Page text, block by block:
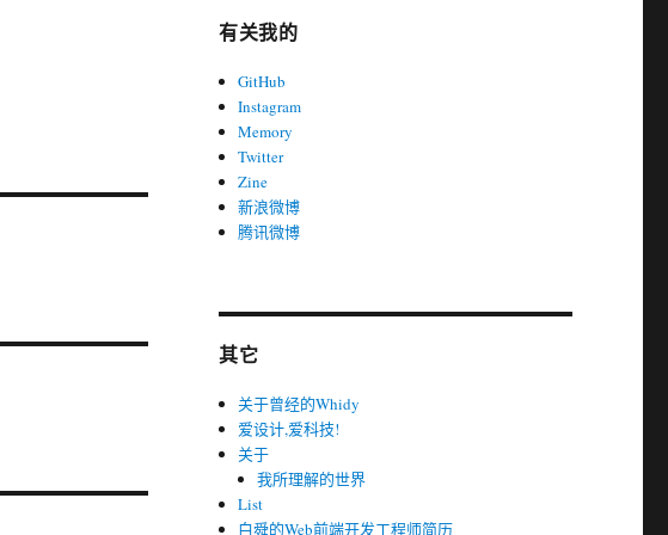
有关我的
GitHub
Instagram
Memory
Twitter
Zine
新浪微博
腾讯微博
其它
关于曾经的Whidy
爱设计,爱科技!
关于
我所理解的世界
List
白舜的Web前端开发工程师简历